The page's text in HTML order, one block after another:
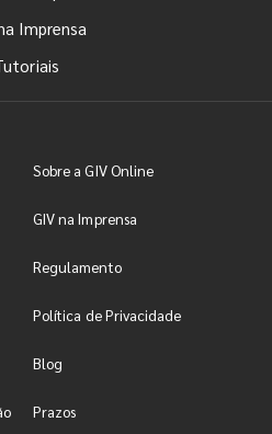
Imprensa
Sobre a GIV Online
GIV na Imprensa
Regulamento
Política de Privacidade
Blog
Prazos